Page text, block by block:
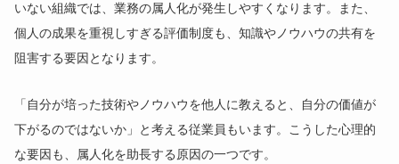
いない組織では、業務の属人化が発生しやすくなります。また、
個人の成果を重視しすぎる評価制度も、知識やノウハウの共有を
阻害する要因となります。
「自分が培った技術やノウハウを他人に教えると、自分の価値が
下がるのではないか」と考える従業員もいます。こうした心理的
な要因も、属人化を助長する原因の一つです。